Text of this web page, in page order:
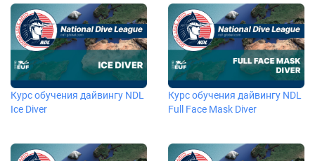
Курс обучения дайвингу NDL
Ice Diver
Курс обучения дайвингу NDL
Full Face Mask Diver